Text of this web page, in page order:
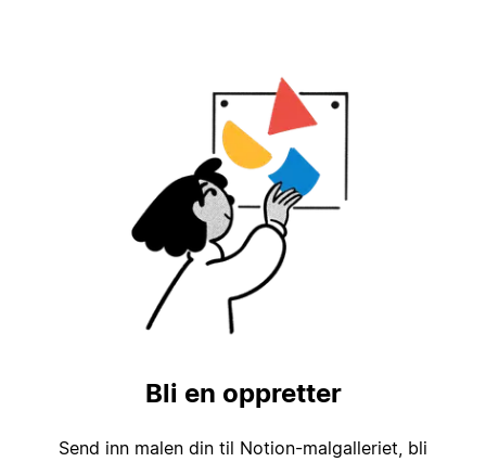
Bli en oppretter
Send inn malen din til Notion-malgalleriet, bli